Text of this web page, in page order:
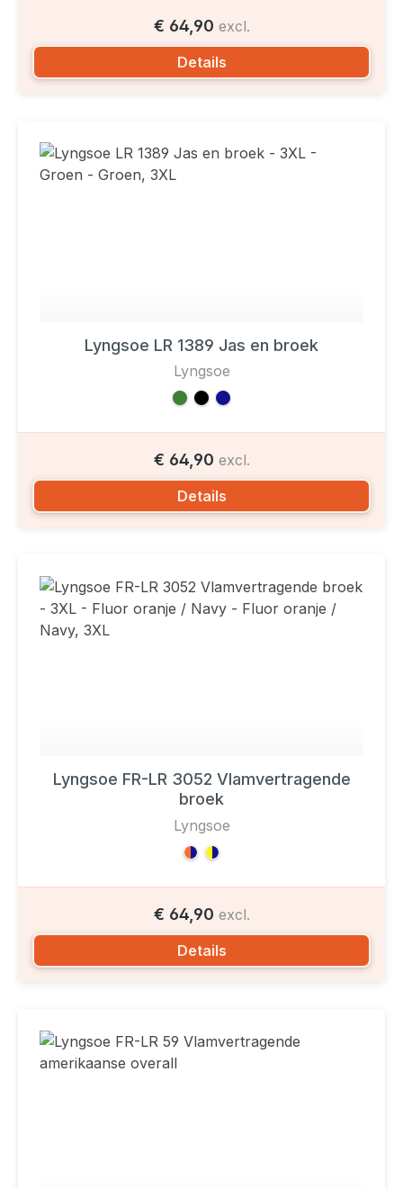
€ 64,90 excl.
Details
Lyngsoe LR 1389 Jas en broek
Lyngsoe
€ 64,90 excl.
Details
Lyngsoe FR-LR 3052 Vlamvertragende
broek
Lyngsoe
€ 64,90 excl.
Details